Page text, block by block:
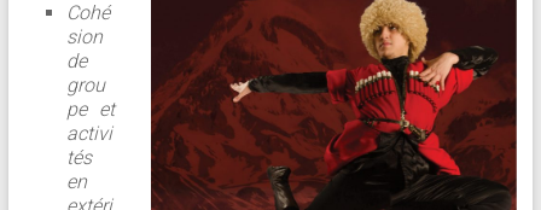
Cohé
sion
de
grou
pe et
activi
tés
en